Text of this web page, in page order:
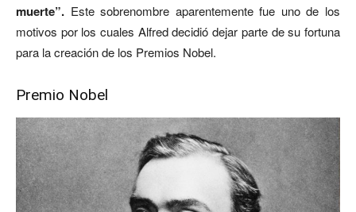
muerte”. Este sobrenombre aparentemente fue uno de los
motivos por los cuales Alfred decidió dejar parte de su fortuna
para la creación de los Premios Nobel.
Premio Nobel